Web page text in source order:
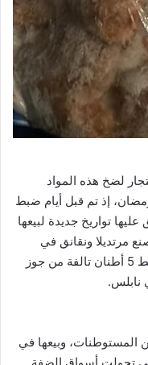
لضخ هذه المواد
إذ تم قبل أيام ضبط
تواريخ جديدة لبيعها
مرتديلا ونقانق في
طولكرم لمخالفته الشروط الصحية، وضبط 5 أطنان تالفة من جوز
نابلس.
المستوطنات، وبيعها في